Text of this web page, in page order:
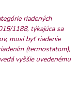
riadených
1188, týkajúca sa
musí byť riadenie
(termostatom),
vyššie uvedenému